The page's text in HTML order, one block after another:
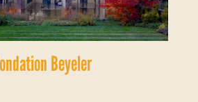
Beyeler